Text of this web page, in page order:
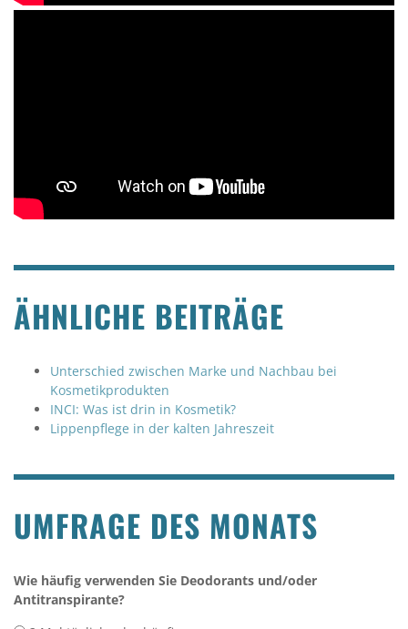
ÄHNLICHE BEITRÄGE
Unterschied zwischen Marke und Nachbau bei
Kosmetikprodukten
INCI: Was ist drin in Kosmetik?
Lippenpflege in der kalten Jahreszeit
UMFRAGE DES MONATS
Wie häufig verwenden Sie Deodorants und/oder
Antitranspirante?